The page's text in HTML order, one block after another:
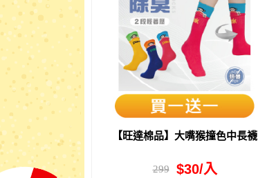
【旺達棉品】大嘴猴撞色中長襪
299 $30/入